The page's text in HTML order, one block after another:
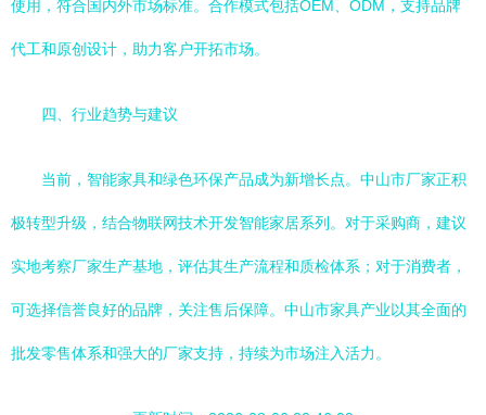
使用，符合国内外市场标准。合作模式包括OEM、ODM，支持品牌
代工和原创设计，助力客户开拓市场。
四、行业趋势与建议
当前，智能家具和绿色环保产品成为新增长点。中山市厂家正积
极转型升级，结合物联网技术开发智能家居系列。对于采购商，建议
实地考察厂家生产基地，评估其生产流程和质检体系；对于消费者，
可选择信誉良好的品牌，关注售后保障。中山市家具产业以其全面的
批发零售体系和强大的厂家支持，持续为市场注入活力。